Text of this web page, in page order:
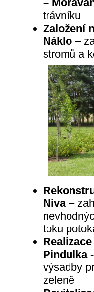
–
trávníku
Založení
Náklo–
stromů a
Niva–
toku
Pindulka -
výsadby
zeleně